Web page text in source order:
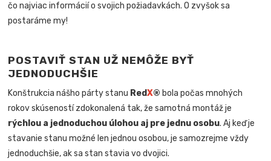
čo najviac informácií o svojich požiadavkách. O zvyšok sa
postaráme my!
POSTAVIŤ STAN UŽ NEMÔŽE BYŤ
JEDNODUCHŠIE
Konštrukcia nášho párty stanu RedX® bola počas mnohých
rokov skúseností zdokonalená tak, že samotná montáž je
rýchlou a jednoduchou úlohou aj pre jednu osobu. Aj keď je
stavanie stanu možné len jednou osobou, je samozrejme vždy
jednoduchšie, ak sa stan stavia vo dvojici.